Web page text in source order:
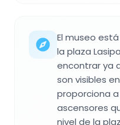
El museo
la plaza
encontrar ya
son visibles
proporciona
ascensores
nivel de la